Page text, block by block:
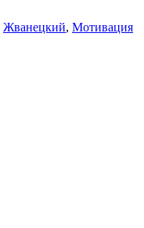
Жванецкий, Мотивация